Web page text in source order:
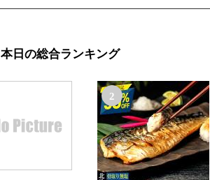
本日の総合ランキング
2